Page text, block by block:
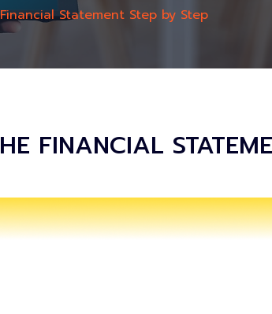
Statement Step by Step
FINANCIAL